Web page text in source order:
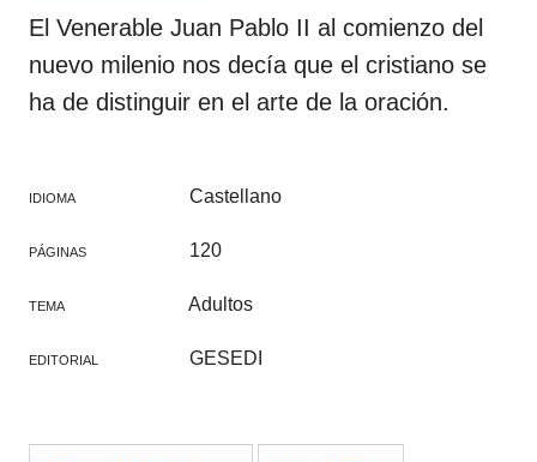
El Venerable Juan Pablo II al comienzo del
nuevo milenio nos decía que el cristiano se
ha de distinguir en el arte de la oración.
IDIOMA Castellano
PÁGINAS 120
TEMA Adultos
EDITORIAL GESEDI